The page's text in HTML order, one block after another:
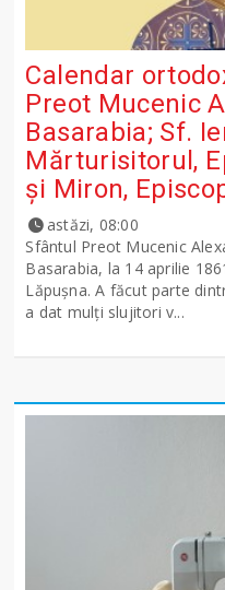
Calendar
Preot Mucenic
Basarabia; Sf.
Mărturisitorul,
şi Miron,
astăzi, 08:00
Sfântul Preot Mucenic
Basarabia, la 14 aprilie
Lăpușna. A făcut parte
a dat mulți slujitori v...